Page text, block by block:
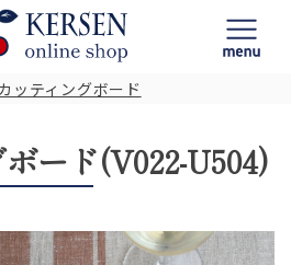
ッティングボード
ード(V022-U504)